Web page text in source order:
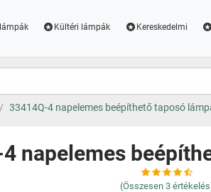
Kültéri lámpák Kereskedelmi
33414Q-4 napelemes beépíthető taposó
napelemes
(Összesen 3